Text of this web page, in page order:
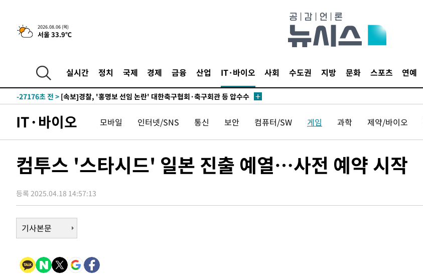
2026.08.06 (목)
서울 33.9℃
실시간 정치 국제 경제 금융 산업 IT·바이오 사회 수도권 지방 문화 스포츠 연예
2시간 전 >[속보] "이란-오만, 호르무즈 해협 통행 항로 합의" 이란 외무부 대변인
-31981초 전 > 트럼프, 한국계 진보 주지사 후보 맹공…"공산주의가 최대 위협"
-28479초 전 >
[속보]산업장관 "李정부, 원전 반대 안해…안정 전력 위해 불가피"
-27176초 전 >
색
-26563초 전 > [속보]산업장관 "美무역법 제301조 과잉생산 결과 발표 8월 중 예
-25628초 전 > [속보]전남광주 초대 시민추천 부시장에 백승주·윤난실
-23189초 전 >서울 열대야 15일째 지속…비공식 '초열대야' 30도 넘어
-21738초 전 >[속보]코스피, 119.51포인트(1.81%) 내린 6478.75 개장
-18136초 전 >서울 낮 39도 '폭염중대경보'…40도 관측 가능성도
-7671초 전 >
우 0.49%↑
-6026초 전 >[속보] 이란 대통령 "지금 최고지도자와 소통하기가 매우 어려워" 취
-31981초 전 >트럼프, 한국계 진보 주지사 후보 맹공…"공산주의가 최대 위협"
IT·바이오 모바일 인터넷/SNS 통신 보안 컴퓨터/SW 게임 과학 제약/바이오
컴투스 '스타시드' 일본 진출 예열…사전 예약 시작
등록 2025.04.18 14:57:13
기사본문